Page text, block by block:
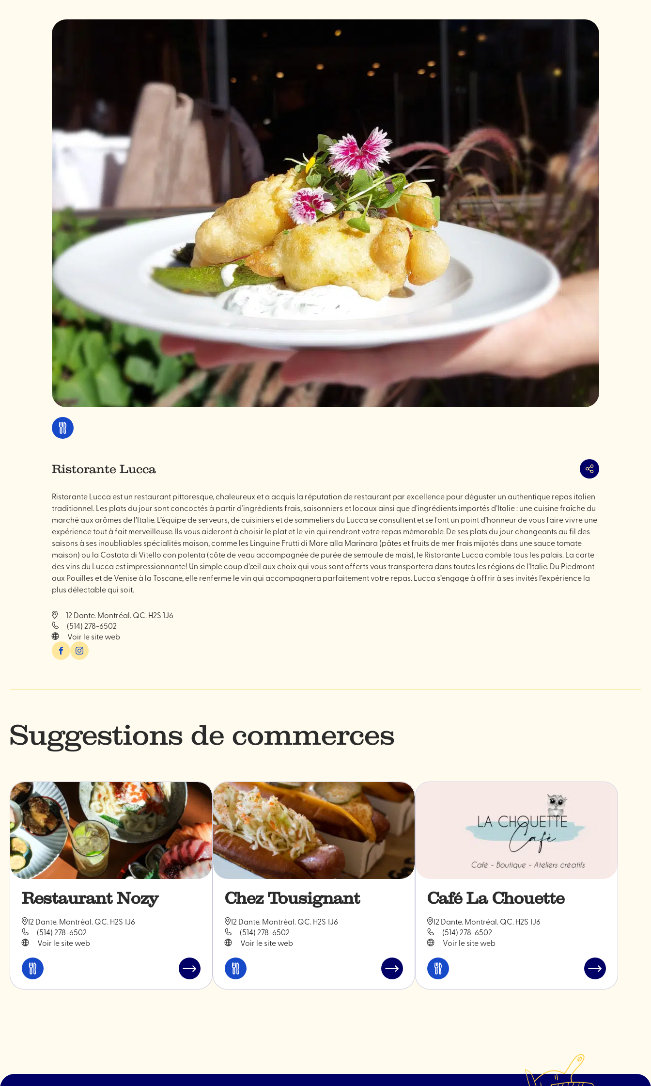
Manger
Ristorante Lucca Partager
Ristorante Lucca est un restaurant pittoresque, chaleureux et a acquis la réputation de restaurant par excellence pour déguster un authentique repas italien
traditionnel. Les plats du jour sont concoctés à partir d’ingrédients frais, saisonniers et locaux ainsi que d’ingrédients importés d’Italie : une cuisine fraîche du
marché aux arômes de l’Italie. L’équipe de serveurs, de cuisiniers et de sommeliers du Lucca se consultent et se font un point d’honneur de vous faire vivre une
expérience tout à fait merveilleuse. Ils vous aideront à choisir le plat et le vin qui rendront votre repas mémorable. De ses plats du jour changeants au fil des
saisons à ses inoubliables spécialités maison, comme les Linguine Frutti di Mare alla Marinara (pâtes et fruits de mer frais mijotés dans une sauce tomate
maison) ou la Costata di Vitello con polenta (côte de veau accompagnée de purée de semoule de maïs), le Ristorante Lucca comble tous les palais. La carte
des vins du Lucca est impressionnante! Un simple coup d’œil aux choix qui vous sont offerts vous transportera dans toutes les régions de l’Italie. Du Piedmont
aux Pouilles et de Venise à la Toscane, elle renferme le vin qui accompagnera parfaitement votre repas. Lucca s’engage à offrir à ses invités l’expérience la
plus délectable qui soit.
12 Dante. Montréal. QC. H2S 1J6
(514) 278-6502
Voir le site web
FacebookInstagram
Suggestions de commerces
Restaurant Nozy
12 Dante. Montréal. QC. H2S 1J6
(514) 278-6502
Voir le site web
Manger
Lire
l'article
Chez Tousignant
12 Dante. Montréal. QC. H2S 1J6
(514) 278-6502
Voir le site web
Manger
Lire
l'article
Café La Chouette
12 Dante. Montréal. QC. H2S 1J6
(514) 278-6502
Voir le site web
Manger
Lire
l'article